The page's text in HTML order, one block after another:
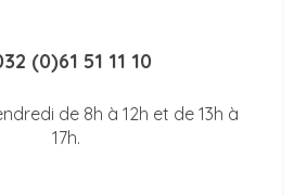
(0)61 51 11 10
de 8h à 12h et de 13h à
17h.